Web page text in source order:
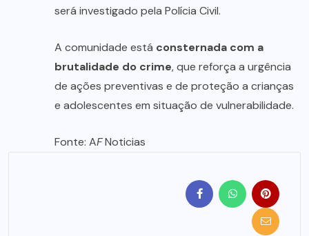
será investigado pela Polícia Civil.
A comunidade está consternada com a
brutalidade do crime, que reforça a urgência
de ações preventivas e de proteção a crianças
e adolescentes em situação de vulnerabilidade.
Fonte: AFNoticias